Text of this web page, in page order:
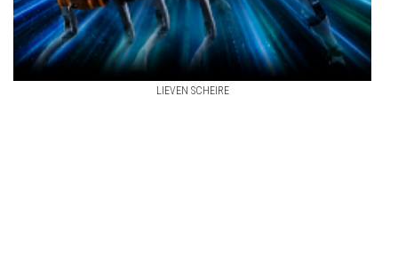
LIEVEN SCHEIRE